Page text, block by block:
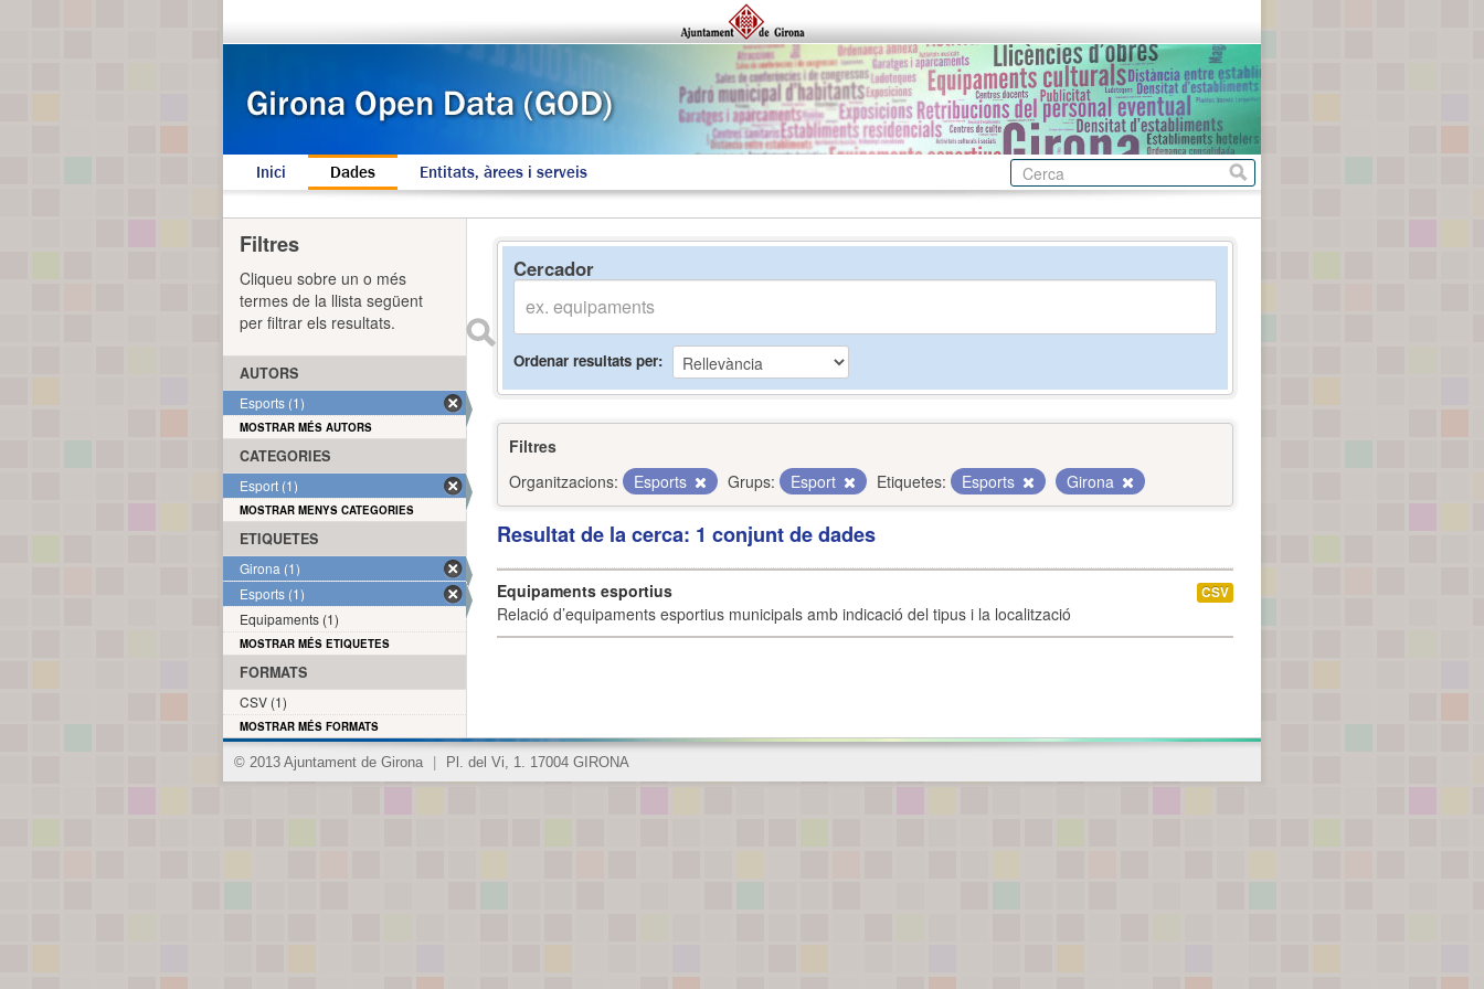
Inici Dades Entitats, àrees i serveis
Cercador
Ordenar resultats per
Filtres
Organitzacions:
Esports Grups: Esport Etiquetes: Esports Girona
Resultat de la cerca: 1 conjunt de dades
Equipaments esportius
Relació d’equipaments esportius municipals amb indicació del tipus i la localització
CSV
Filtres
Cliqueu sobre un o més
termes de la llista següent
per filtrar els resultats.
AUTORS
Esports (1)
MOSTRAR MÉS AUTORS
CATEGORIES
Esport (1)
MOSTRAR MENYS CATEGORIES
ETIQUETES
Girona (1)
Esports (1)
Equipaments (1)
MOSTRAR MÉS ETIQUETES
FORMATS
CSV (1)
MOSTRAR MÉS FORMATS
© 2013 Ajuntament de Girona Pl. del Vi, 1. 17004 GIRONA